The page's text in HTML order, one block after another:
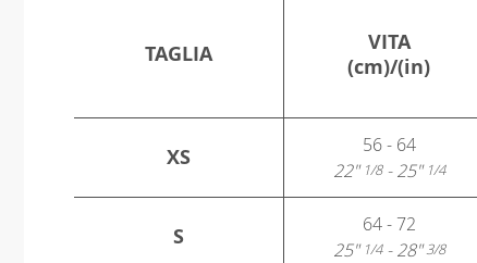
TAGLIA
VITA
(cm)/(in)
XS
56 - 64
22"1/8- 25"1/4
S
64 - 72
25"1/4- 28"3/8